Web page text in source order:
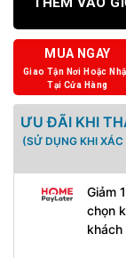
MUA NGAY
Giao Tận Nơi Hoặc
Tại Cửa Hàng
ƯU ĐÃI KHI
(SỬ DỤNG KHI
Giảm
chọn
khách